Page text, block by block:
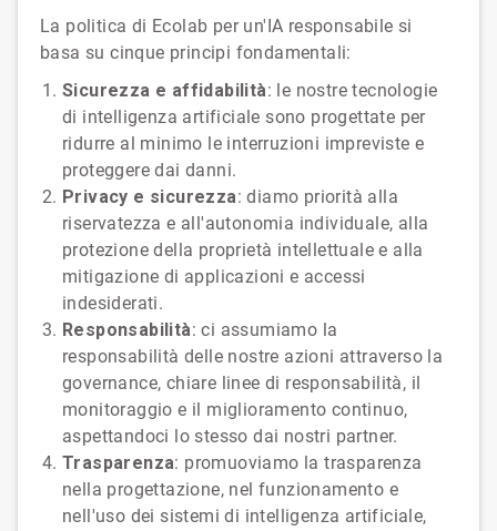
La politica di Ecolab per un'IA responsabile si
basa su cinque principi fondamentali:
Sicurezza e affidabilità: le nostre tecnologie
di intelligenza artificiale sono progettate per
ridurre al minimo le interruzioni impreviste e
proteggere dai danni.
Privacy e sicurezza: diamo priorità alla
riservatezza e all'autonomia individuale, alla
protezione della proprietà intellettuale e alla
mitigazione di applicazioni e accessi
indesiderati.
Responsabilità: ci assumiamo la
responsabilità delle nostre azioni attraverso la
governance, chiare linee di responsabilità, il
monitoraggio e il miglioramento continuo,
aspettandoci lo stesso dai nostri partner.
Trasparenza: promuoviamo la trasparenza
nella progettazione, nel funzionamento e
nell'uso dei sistemi di intelligenza artificiale,